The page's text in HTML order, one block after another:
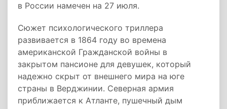
в России намечен на 27 июля.
Сюжет психологического триллера
развивается в 1864 году во времена
американской Гражданской войны в
закрытом пансионе для девушек, который
надежно скрыт от внешнего мира на юге
страны в Верджинии. Северная армия
приближается к Атланте, пушечный дым